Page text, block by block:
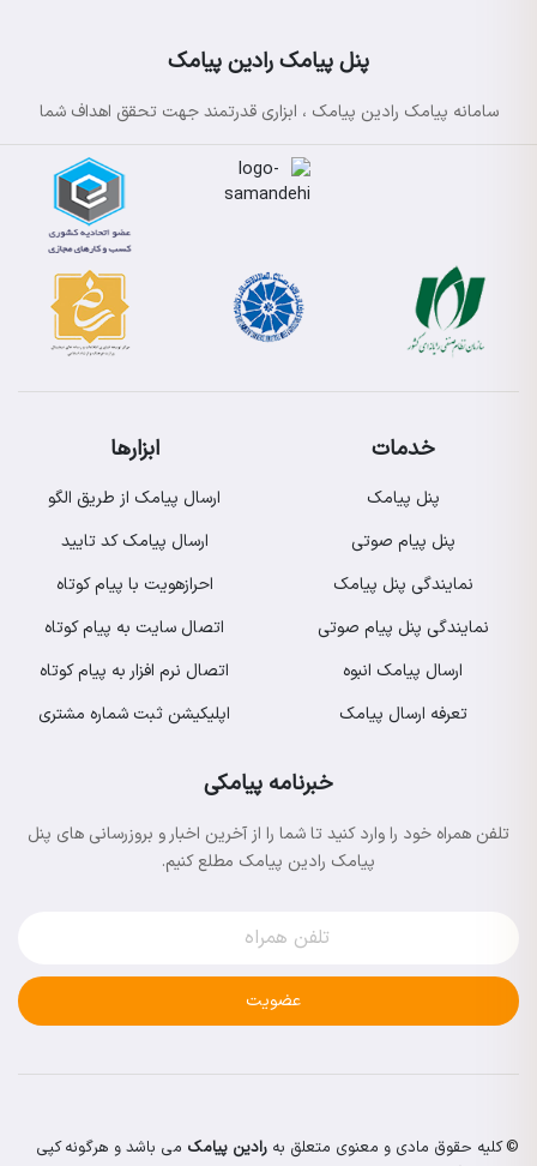
پنل پیامک رادین پیامک
سامانه پیامک رادین پیامک ، ابزاری قدرتمند جهت تحقق اهداف شما
خدمات
پنل پیامک
پنل پیام صوتی
نمایندگی پنل پیامک
نمایندگی پنل پیام صوتی
ارسال پیامک انبوه
تعرفه ارسال پیامک
ابزارها
ارسال پیامک از طریق الگو
ارسال پیامک کد تایید
احرازهویت با پیام کوتاه
اتصال سایت به پیام کوتاه
اتصال نرم افزار به پیام کوتاه
اپلیکیشن ثبت شماره مشتری
خبرنامه پیامکی
تلفن همراه خود را وارد کنید تا شما را از آخرین اخبار و بروزرسانی های پنل
پیامک رادین پیامک مطلع کنیم.
عضویت
© کلیه حقوق مادی و معنوی متعلق به رادین پیامک می باشد و هرگونه کپی